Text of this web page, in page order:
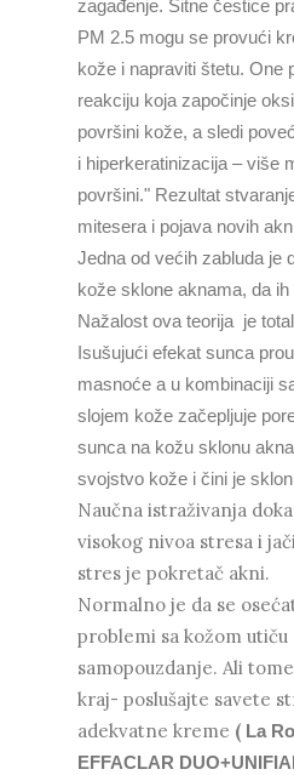
zagađenje. Sitne čestice
PM 2.5 mogu se provući
kože i napraviti štetu. One
reakciju koja započinje
površini kože, a sledi
i hiperkeratinizacija – više
površini." Rezultat
mitesera i pojava novih
Jedna od većih zabluda je
kože sklone aknama, da ih
Nažalost ova teorija je
Isušujući efekat sunca
masnoće a u kombinaciji
slojem kože začepljuje
sunca na kožu sklonu
svojstvo kože i čini je
Naučna istraživanja
visokog nivoa stresa i
stres je pokretač akni.
Normalno je da se
problemi sa kožom utiču
samopouzdanje. Ali
kraj- poslušajte savete
adekvatne kreme ( La
EFFACLAR